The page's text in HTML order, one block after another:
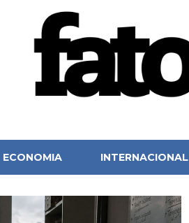
ECONOMIA INTERNACIONAL